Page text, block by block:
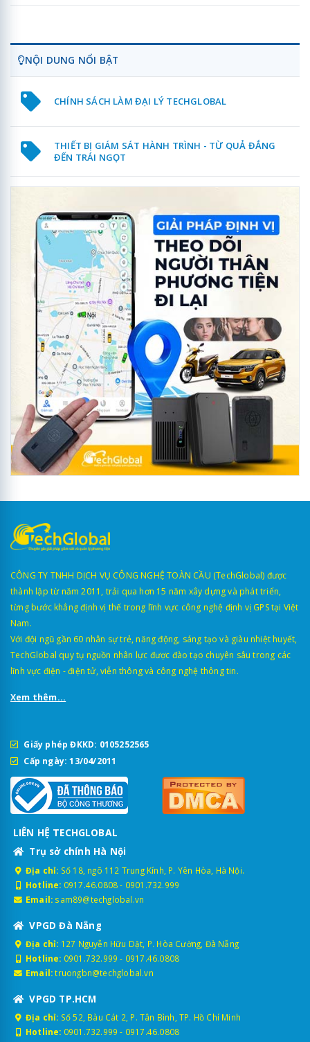
NỘI DUNG NỔI BẬT
CHÍNH SÁCH LÀM ĐẠI LÝ TECHGLOBAL
THIẾT BỊ GIÁM SÁT HÀNH TRÌNH - TỪ QUẢ ĐẮNG
ĐẾN TRÁI NGỌT
CÔNG TY TNHH DỊCH VỤ CÔNG NGHỆ TOÀN CẦU (TechGlobal) được
thành lập từ năm 2011, trải qua hơn 15 năm xây dựng và phát triển,
từng bước khẳng định vị thế trong lĩnh vực công nghệ định vị GPS tại Việt
Nam.
Với đội ngũ gần 60 nhân sự trẻ, năng động, sáng tạo và giàu nhiệt huyết,
TechGlobal quy tụ nguồn nhân lực được đào tạo chuyên sâu trong các
lĩnh vực điện - điện tử, viễn thông và công nghệ thông tin.
Xem thêm...
Giấy phép ĐKKD: 0105252565
Cấp ngày: 13/04/2011
LIÊN HỆ TECHGLOBAL
Trụ sở chính Hà Nội
Địa chỉ: Số 18, ngõ 112 Trung Kính, P. Yên Hòa, Hà Nội.
Hotline: 0917.46.0808- 0901.732.999
Email: sam89@techglobal.vn
VPGD Đà Nẵng
Địa chỉ: 127 Nguyễn Hữu Dật, P. Hòa Cường, Đà Nẵng
Hotline: 0901.732.999 - 0917.46.0808
Email: truongbn@techglobal.vn
VPGD TP.HCM
Địa chỉ: Số 52, Bàu Cát 2, P. Tân Bình, TP. Hồ Chí Minh
Hotline: 0901.732.999 - 0917.46.0808